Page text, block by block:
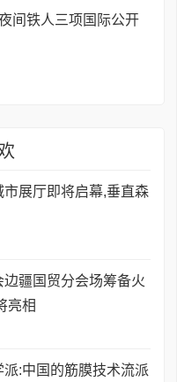
间铁人三项国际公开
市展厅即将启幕,垂直森
疆国贸分会场筹备火
亮相
:中国的筋膜技术流派